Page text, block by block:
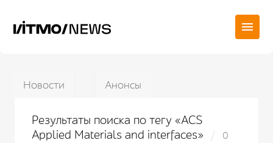
Новости Анонсы
Результаты поиска по тегу «ACS
Applied Materials and interfaces»
0